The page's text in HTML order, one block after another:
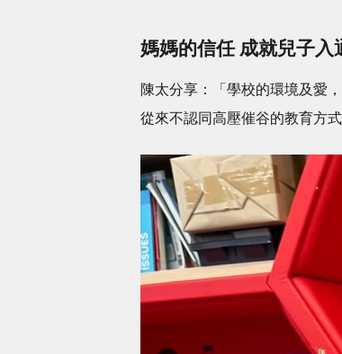
媽媽的信任 成就兒子入
陳太分享：「學校的環境及愛
從來不認同高壓催谷的教育方